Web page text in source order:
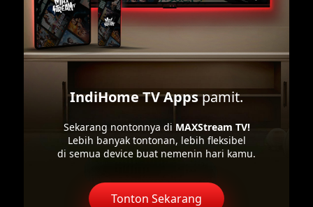
IndiHome TV Appspamit.
Sekarang nontonnya di MAXStream TV!
Lebih banyak tontonan, lebih fleksibel
di semua device buat nemenin hari kamu.
Tonton Sekarang